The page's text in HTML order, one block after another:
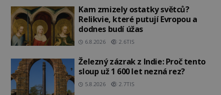
Kam zmizely ostatky světců?
Relikvie, které putují Evropou a
dodnes budí úžas
6.8.2026 2.6TIS
Železný zázrak z Indie: Proč tento
sloup už 1 600 let nezná rez?
5.8.2026 2.7TIS